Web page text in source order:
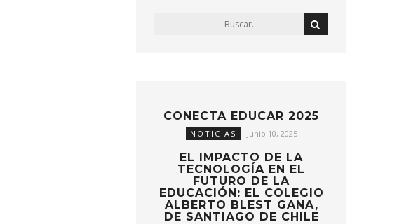
CONECTA EDUCAR 2025
NOTICIAS Junio 10, 2025
EL IMPACTO DE LA
TECNOLOGÍA EN EL
FUTURO DE LA
EDUCACIÓN: EL COLEGIO
ALBERTO BLEST GANA,
DE SANTIAGO DE CHILE